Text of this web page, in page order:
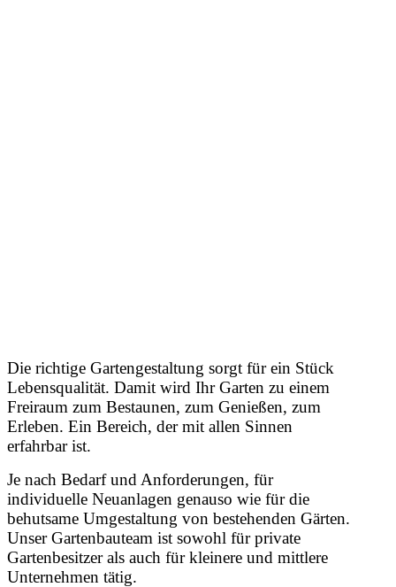
bei
FÖRSTER Garten- &
Landschaftsbau!
Die richtige Gartengestaltung sorgt für ein Stück
Lebensqualität. Damit wird Ihr Garten zu einem
Freiraum zum Bestaunen, zum Genießen, zum
Erleben. Ein Bereich, der mit allen Sinnen
erfahrbar ist.
Je nach Bedarf und Anforderungen, für
individuelle Neuanlagen genauso wie für die
behutsame Umgestaltung von bestehenden Gärten.
Unser Gartenbauteam ist sowohl für private
Gartenbesitzer als auch für kleinere und mittlere
Unternehmen tätig.